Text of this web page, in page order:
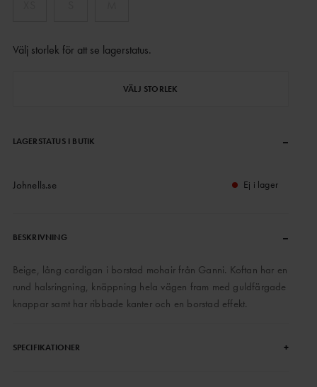
Välj storlek för att se lagerstatus.
VÄLJ STORLEK
LAGERSTATUS I BUTIK –
Johnells.se Ej i lager
BESKRIVNING –
Beige, lång cardigan i borstad mohair från Ganni. Koftan har en
rund halsringning, knäppning hela vägen fram med guldfärgade
knappar samt har ribbade kanter och en borstad effekt.
SPECIFIKATIONER +